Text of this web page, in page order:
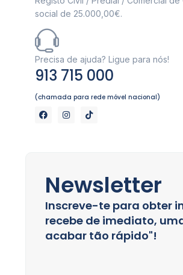
social de 25.000,00€.
Precisa de ajuda? Ligue para nós!
913 715 000
(chamada para rede móvel nacional)
Newsletter
Inscreve-te para obter
recebe de imediato,
acabar tão rápido"!